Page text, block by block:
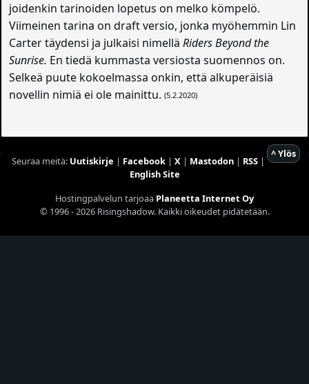
joidenkin tarinoiden lopetus on melko kömpelö.
Viimeinen tarina on draft versio, jonka myöhemmin Lin
Carter täydensi ja julkaisi nimelläRiders Beyond the
Sunrise. En tiedä kummasta versiosta suomennos on.
Selkeä puute kokoelmassa onkin, että alkuperäisiä
novellin nimiä ei ole mainittu.(5.2.2020)
^ Ylös
Seuraa meitä: Uutiskirje | Facebook| X| Mastodon| RSS|
English Site
Hostingpalvelun tarjoaa Planeetta Internet Oy
© 1996 - 2026 Risingshadow. Kaikki oikeudet pidätetään.